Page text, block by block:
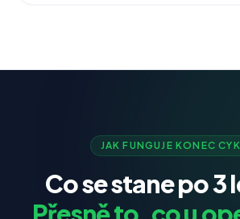
JAK FUNGUJE KONEC
Co se stane po 3